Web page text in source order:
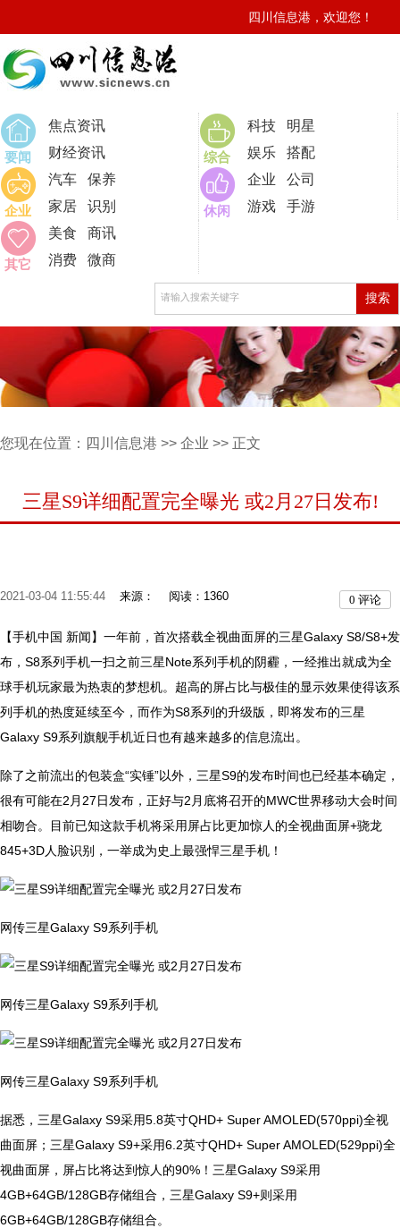
四川信息港，欢迎您！
要闻
焦点资讯
财经资讯
综合
科技
明星
娱乐
搭配
企业
汽车
保养
家居
识别 休闲
企业
公司
游戏
手游
其它
美食
商讯
消费
微商
您现在位置： 四川信息港 >> 企业 >> 正文
三星S9详细配置完全曝光 或2月27日发布!
2021-03-04 11:55:44 来源： 阅读：1360 0 评论
【手机中国 新闻】一年前，首次搭载全视曲面屏的三星Galaxy S8/S8+发
布，S8系列手机一扫之前三星Note系列手机的阴霾，一经推出就成为全
球手机玩家最为热衷的梦想机。超高的屏占比与极佳的显示效果使得该系
列手机的热度延续至今，而作为S8系列的升级版，即将发布的三星
Galaxy S9系列旗舰手机近日也有越来越多的信息流出。
除了之前流出的包装盒“实锤”以外，三星S9的发布时间也已经基本确定，
很有可能在2月27日发布，正好与2月底将召开的MWC世界移动大会时间
相吻合。目前已知这款手机将采用屏占比更加惊人的全视曲面屏+骁龙
845+3D人脸识别，一举成为史上最强悍三星手机！
网传三星Galaxy S9系列手机
网传三星Galaxy S9系列手机
网传三星Galaxy S9系列手机
据悉，三星Galaxy S9采用5.8英寸QHD+ Super AMOLED(570ppi)全视
曲面屏；三星Galaxy S9+采用6.2英寸QHD+ Super AMOLED(529ppi)全
视曲面屏，屏占比将达到惊人的90%！三星Galaxy S9采用
4GB+64GB/128GB存储组合，三星Galaxy S9+则采用
6GB+64GB/128GB存储组合。